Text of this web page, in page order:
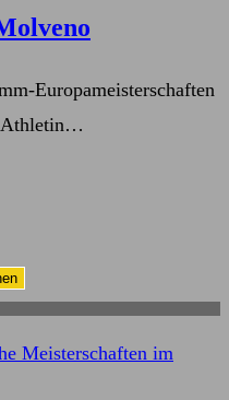
Europameisterschaften
Athletin…
Meisterschaften im